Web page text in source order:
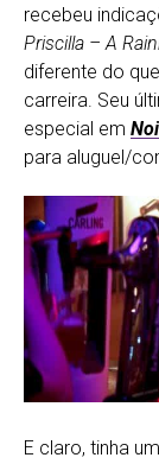
recebeu
Priscilla – A
diferente do
carreira. Seu
especial em
para aluguel/
E claro, tinha